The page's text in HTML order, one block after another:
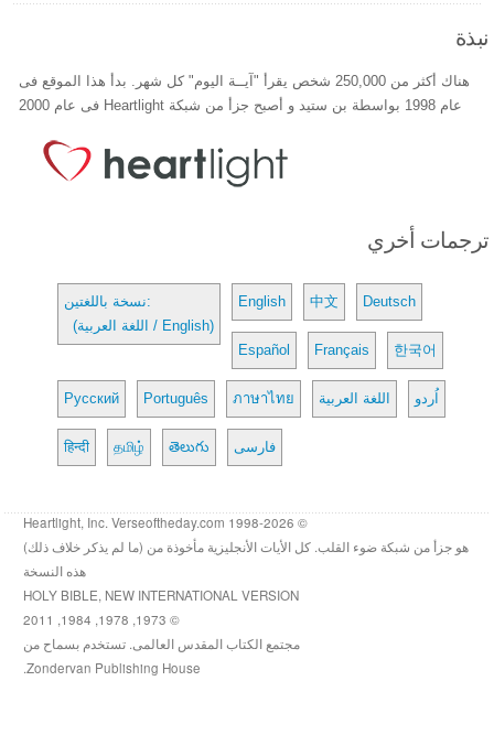
نبذة
هناك أكثر من 250,000 شخص يقرأ "آيــة اليوم" كل شهر. بدأ هذا الموقع فى
عام 1998 بواسطة بن ستيد و أصبح جزأ من شبكة Heartlight فى عام 2000
ترجمات أخري
نسخة باللغتين:
(اللغة العربية / English)
English 中文 Deutsch
Español Français 한국어
Русский Português ภาษาไทย اللغة العربية اُردو
हिन्दी தமிழ் తెలుగు فارسی
© 1998-2026 Heartlight, Inc. Verseoftheday.com
هو جزأ من شبكة ضوء القلب. كل الأيات الأنجليزية مأخوذة من (ما لم يذكر خلاف ذلك)
هذه النسخة
HOLY BIBLE, NEW INTERNATIONAL VERSION
© 1973, 1978, 1984, 2011
مجتمع الكتاب المقدس العالمى. تستخدم بسماح من
Zondervan Publishing House.